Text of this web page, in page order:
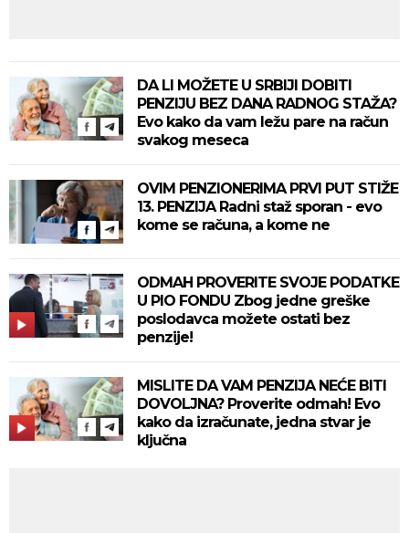
DA LI MOŽETE U SRBIJI DOBITI
PENZIJU BEZ DANA RADNOG STAŽA?
Evo kako da vam ležu pare na račun
svakog meseca
OVIM PENZIONERIMA PRVI PUT STIŽE
13. PENZIJA Radni staž sporan - evo
kome se računa, a kome ne
ODMAH PROVERITE SVOJE PODATKE
U PIO FONDU Zbog jedne greške
poslodavca možete ostati bez
penzije!
MISLITE DA VAM PENZIJA NEĆE BITI
DOVOLJNA? Proverite odmah! Evo
kako da izračunate, jedna stvar je
ključna